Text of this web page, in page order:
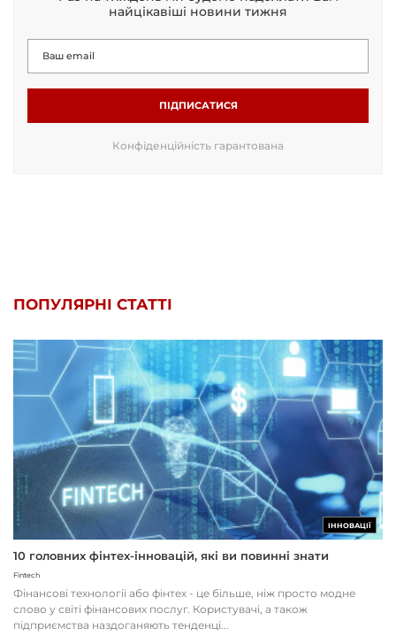
найцікавіші новини тижня
ПІДПИСАТИСЯ
Конфіденційність гарантована
ПОПУЛЯРНІ СТАТТІ
ІННОВАЦІЇ
10 головних фінтех-інновацій, які ви повинні знати
Fintech
Фінансові технології або фінтех - це більше, ніж просто модне
слово у світі фінансових послуг. Користувачі, а також
підприємства наздоганяють тенденці...